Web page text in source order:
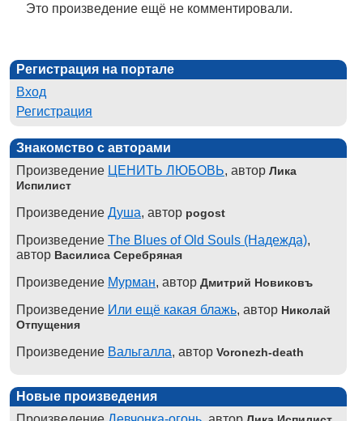
Это произведение ещё не комментировали.
Регистрация на портале
Вход
Регистрация
Знакомство с авторами
Произведение ЦЕНИТЬ ЛЮБОВЬ, автор Лика
Испилист
Произведение Душа, автор pogost
Произведение The Blues of Old Souls (Надежда),
автор Василиса Серебряная
Произведение Мурман, автор Дмитрий Новиковъ
Произведение Или ещё какая блажь, автор Николай
Отпущения
Произведение Вальгалла, автор Voronezh-death
Новые произведения